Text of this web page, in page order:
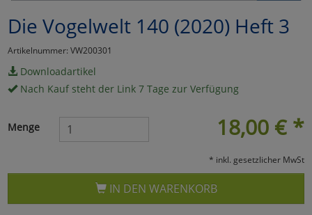
Die Vogelwelt 140 (2020) Heft 3
Artikelnummer: VW200301
Downloadartikel
Nach Kauf steht der Link 7 Tage zur Verfügung
18,00 € *
Menge
* inkl. gesetzlicher MwSt
IN DEN WARENKORB
Marketing
Umfragetools
Cookies
Alle Akzeptieren
Cookies
zurückzu Haupptseite